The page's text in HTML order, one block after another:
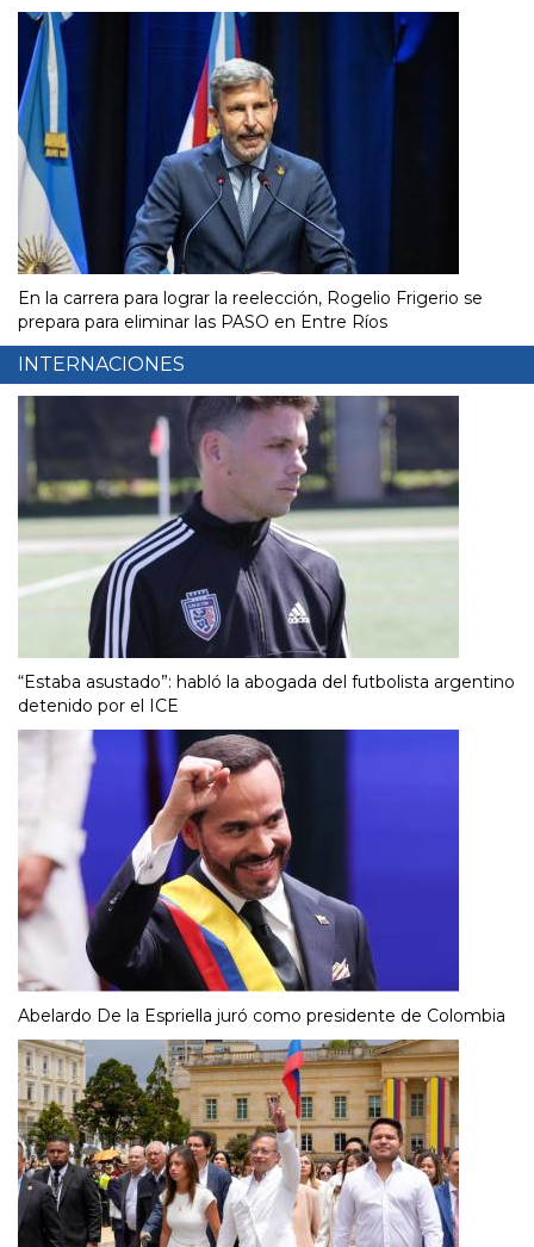
En la carrera para lograr la reelección, Rogelio Frigerio se
prepara para eliminar las PASO en Entre Ríos
INTERNACIONES
“Estaba asustado”: habló la abogada del futbolista argentino
detenido por el ICE
Abelardo De la Espriella juró como presidente de Colombia